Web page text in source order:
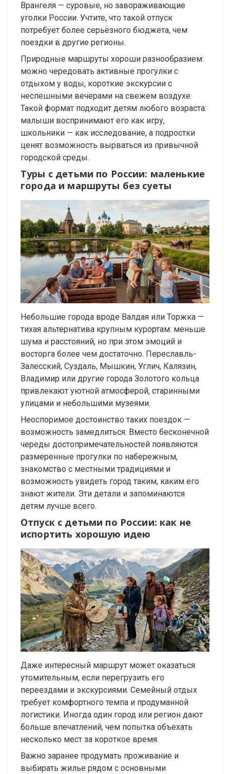
Врангеля — суровые, но завораживающие
уголки России. Учтите, что такой отпуск
потребует более серьёзного бюджета, чем
поездки в другие регионы.
Природные маршруты хороши разнообразием:
можно чередовать активные прогулки с
отдыхом у воды, короткие экскурсии с
неспешными вечерами на свежем воздухе.
Такой формат подходит детям любого возраста:
малыши воспринимают его как игру,
школьники — как исследование, а подростки
ценят возможность вырваться из привычной
городской среды.
Туры с детьми по России: маленькие
города и маршруты без суеты
Небольшие города вроде Валдая или Торжка —
тихая альтернатива крупным курортам: меньше
шума и расстояний, но при этом эмоций и
восторга более чем достаточно. Переславль-
Залесский, Суздаль, Мышкин, Углич, Калязин,
Владимир или другие города Золотого кольца
привлекают уютной атмосферой, старинными
улицами и небольшими музеями.
Неоспоримое достоинство таких поездок —
возможность замедлиться. Вместо бесконечной
череды достопримечательностей появляются
размеренные прогулки по набережным,
знакомство с местными традициями и
возможность увидеть город таким, каким его
знают жители. Эти детали и запоминаются
детям лучше всего.
Отпуск с детьми по России: как не
испортить хорошую идею
Даже интересный маршрут может оказаться
утомительным, если перегрузить его
переездами и экскурсиями. Семейный отдых
требует комфортного темпа и продуманной
логистики. Иногда один город или регион дают
больше впечатлений, чем попытка объехать
несколько мест за короткое время.
Важно заранее продумать проживание и
выбирать жилье рядом с основными